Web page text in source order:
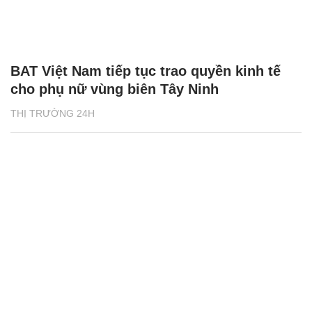
THỊ TRƯỜNG 24H
BAT Việt Nam tiếp tục trao quyền kinh tế
cho phụ nữ vùng biên Tây Ninh